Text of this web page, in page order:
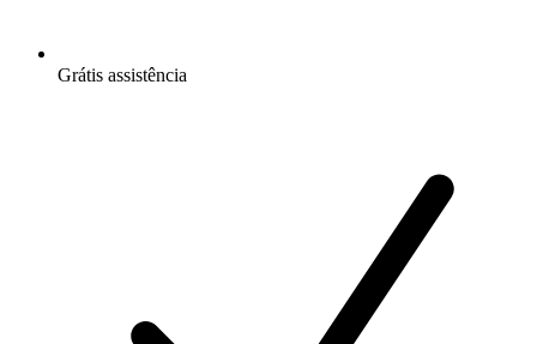
Grátis assistência